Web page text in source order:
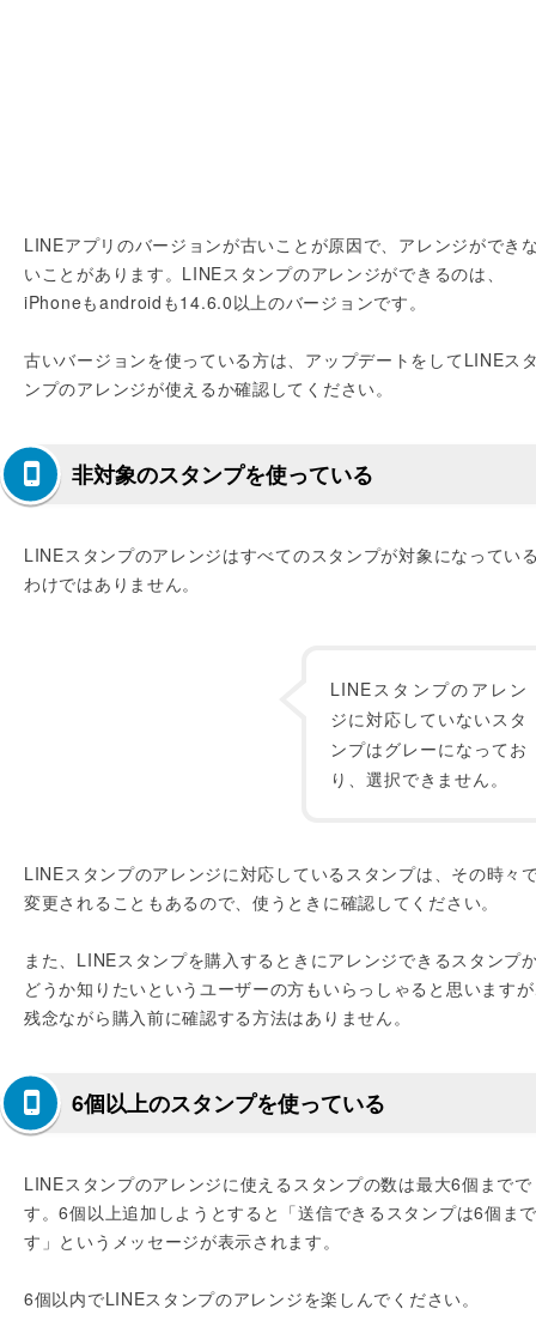
LINEアプリのバージョンが古いことが原因で、アレンジができ
いことがあります。LINEスタンプのアレンジができるのは、
iPhoneもandroidも14.6.0以上のバージョンです。
古いバージョンを使っている方は、アップデートをしてLINEス
ンプのアレンジが使えるか確認してください。
非対象のスタンプを使っている
LINEスタンプのアレンジはすべてのスタンプが対象になってい
わけではありません。
LINEスタンプのアレン
ジに対応していないスタ
ンプはグレーになってお
り、選択できません。
LINEスタンプのアレンジに対応しているスタンプは、その時々
変更されることもあるので、使うときに確認してください。
また、LINEスタンプを購入するときにアレンジできるスタンプ
どうか知りたいというユーザーの方もいらっしゃると思います
残念ながら購入前に確認する方法はありません。
6個以上のスタンプを使っている
LINEスタンプのアレンジに使えるスタンプの数は最大6個までで
す。6個以上追加しようとすると「送信できるスタンプは6個ま
す」というメッセージが表示されます。
6個以内でLINEスタンプのアレンジを楽しんでください。